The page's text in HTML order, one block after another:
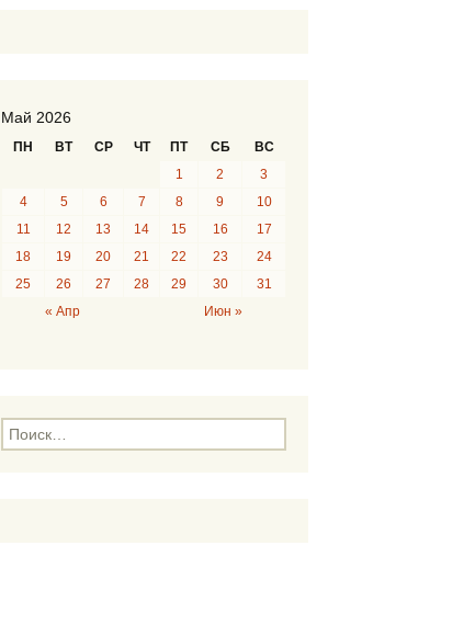
Май 2026
ПН ВТ СР ЧТ ПТ СБ ВС
« Апр Июн »
1 2
3
4
5 6 7 8 9
10
11
12 13 14 15 16
17
18
19 20 21 22 23
24
25
26 27 28 29 30 31
Н
а